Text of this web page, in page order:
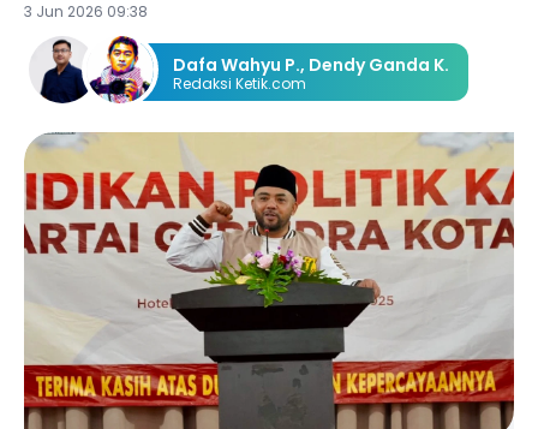
3 Jun 2026 09:38
Dafa Wahyu P., Dendy Ganda K.
Redaksi Ketik.com